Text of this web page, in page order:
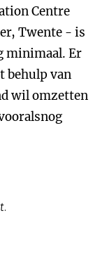
Centre
Twente - is
minimaal. Er
behulp van
wil omzetten